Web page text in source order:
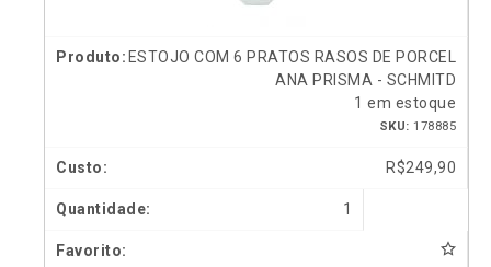
ESTOJO COM 6 PRATOS RASOS DE PORCEL
ANA PRISMA - SCHMITD
1 em estoque
SKU: 178885
R$249,90
1